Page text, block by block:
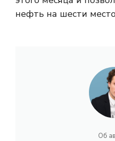
нефть на шести
Об